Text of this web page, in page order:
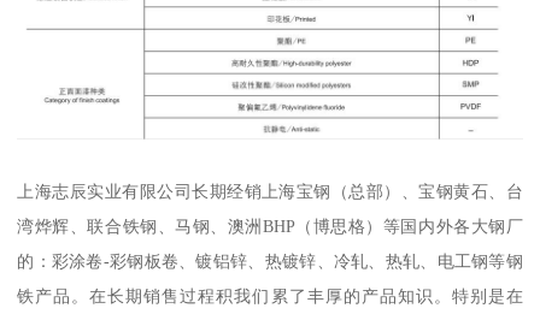
上海志辰实业有限公司长期经销上海宝钢（总部）、宝钢黄石、台
湾烨辉、联合铁钢、马钢、澳洲BHP（博思格）等国内外各大钢厂
的：彩涂卷-彩钢板卷、镀铝锌、热镀锌、冷轧、热轧、电工钢等钢
铁产品。在长期销售过程积我们累了丰厚的产品知识。特别是在